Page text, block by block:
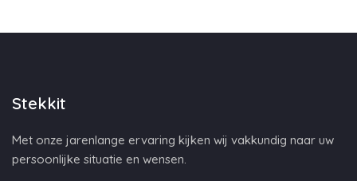
Stekkit
Met onze jarenlange ervaring kijken wij vakkundig naar uw
persoonlijke situatie en wensen.